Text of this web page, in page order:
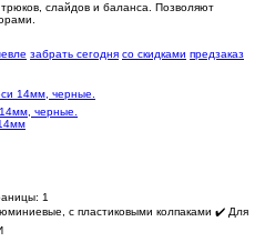
слайдов и баланса. Позволяют
забрать сегодня со скидками предзаказ
черные.
1
с пластиковыми колпаками ✔️ Для